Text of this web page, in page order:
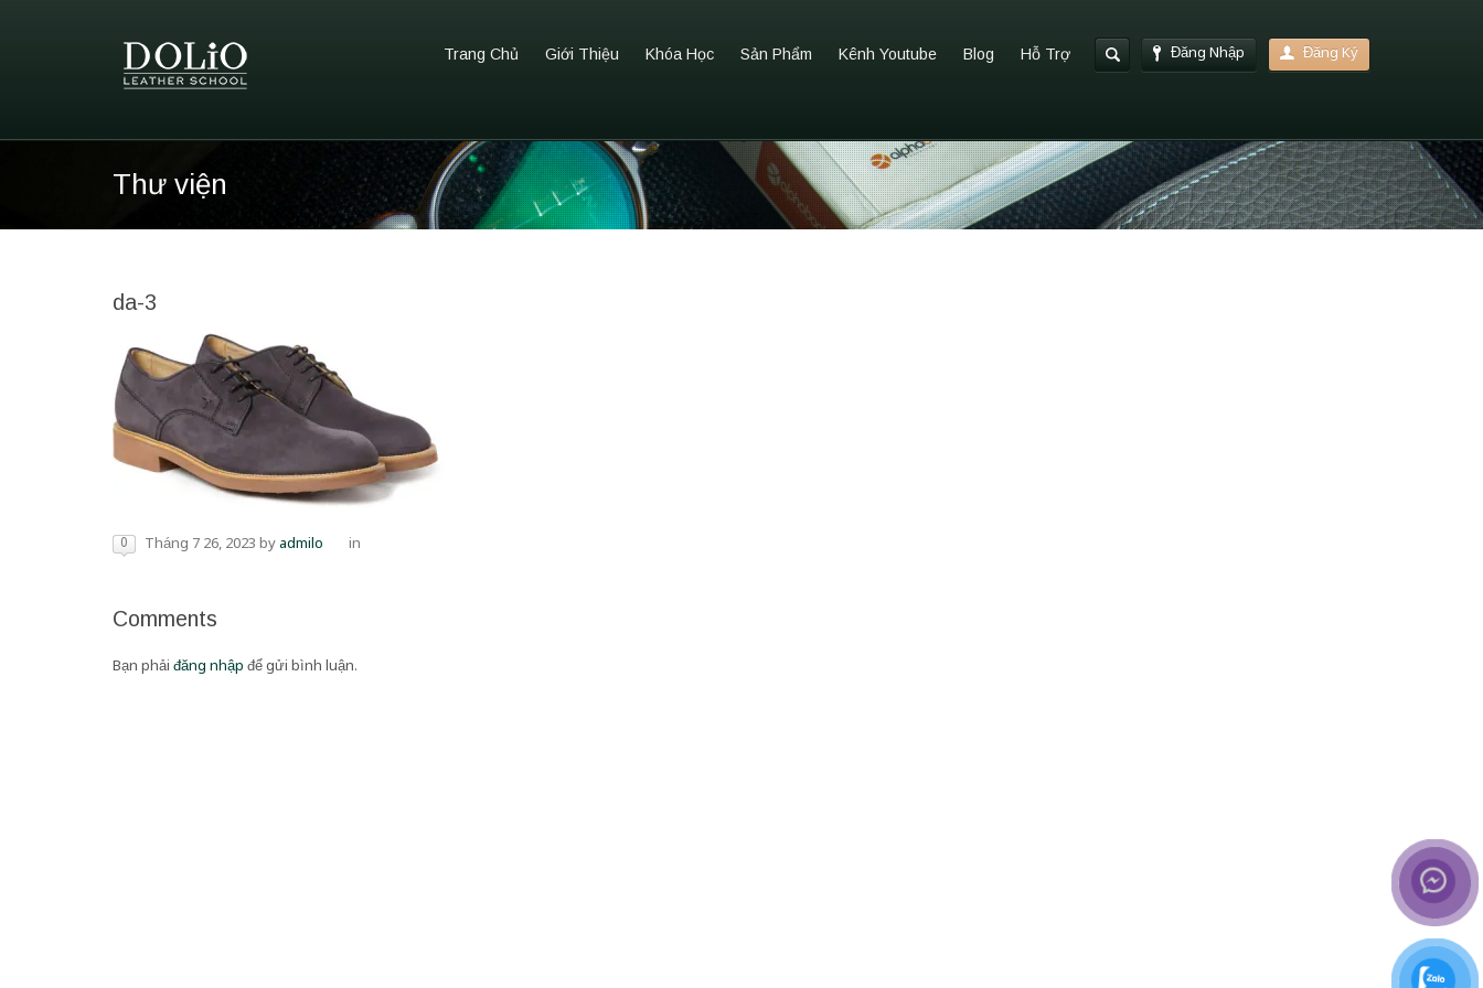
Đăng Nhập Đăng Ký
Trang Chủ Giới Thiệu Khóa Học Sản Phẩm Kênh Youtube Blog Hỗ Trợ
Thư viện
da-3
0 Tháng 7 26, 2023 byadmilo in
Comments
Bạn phải đăng nhập để gửi bình luận.